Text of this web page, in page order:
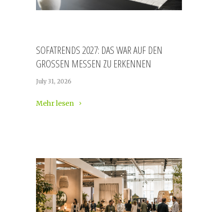
SOFATRENDS 2027: DAS WAR AUF DEN
GROSSEN MESSEN ZU ERKENNEN
July 31, 2026
Mehr lesen